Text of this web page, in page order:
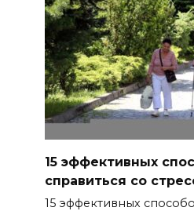
15 эффективных
справиться со
15 эффективных